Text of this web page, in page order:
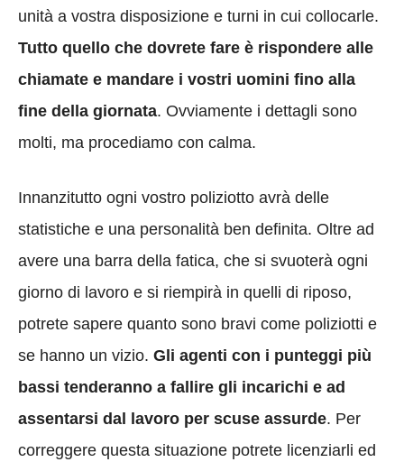
unità a vostra disposizione e turni in cui collocarle.
Tutto quello che dovrete fare è rispondere alle
chiamate e mandare i vostri uomini fino alla
fine della giornata. Ovviamente i dettagli sono
molti, ma procediamo con calma.
Innanzitutto ogni vostro poliziotto avrà delle
statistiche e una personalità ben definita. Oltre ad
avere una barra della fatica, che si svuoterà ogni
giorno di lavoro e si riempirà in quelli di riposo,
potrete sapere quanto sono bravi come poliziotti e
se hanno un vizio. Gli agenti con i punteggi più
bassi tenderanno a fallire gli incarichi e ad
assentarsi dal lavoro per scuse assurde. Per
correggere questa situazione potrete licenziarli ed